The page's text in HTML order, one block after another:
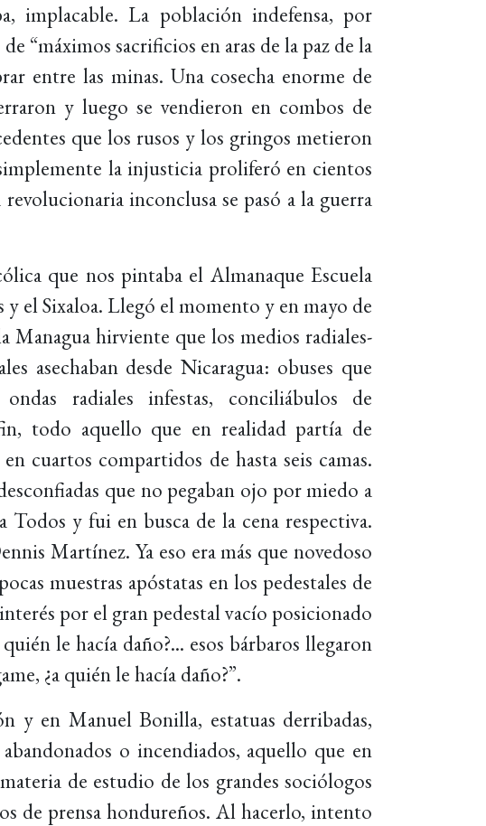
implacable. La población indefensa, por
“máximos sacrificios en aras de la paz de la
entre las minas. Una cosecha enorme de
y luego se vendieron en combos de
que los rusos y los gringos metieron
la injusticia proliferó en cientos
inconclusa se pasó a la guerra
que nos pintaba el Almanaque Escuela
y el Sixaloa. Llegó el momento y en mayo de
Managua hirviente que los medios radiales-
asechaban desde Nicaragua: obuses que
radiales infestas, conciliábulos de
todo aquello que en realidad partía de
cuartos compartidos de hasta seis camas.
que no pegaban ojo por miedo a
Todos y fui en busca de la cena respectiva.
Martínez. Ya eso era más que novedoso
muestras apóstatas en los pedestales de
por el gran pedestal vacío posicionado
le hacía daño?... esos bárbaros llegaron
¿a quién le hacía daño?”.
y en Manuel Bonilla, estatuas derribadas,
o incendiados, aquello que en
de estudio de los grandes sociólogos
de prensa hondureños. Al hacerlo, intento